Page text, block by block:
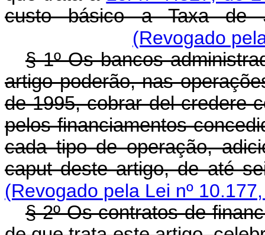
custo básico a Taxa de
(Revogado
§ 1º Os bancos
artigo poderão, nas
de 1995, cobrar del credere
pelos financiamentos
cada tipo de operação,
caput deste artigo, de até
(Revogado pela Lei nº
§ 2º Os contratos de